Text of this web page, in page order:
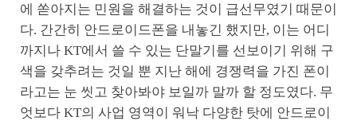
에 쏟아지는 민원을 해결하는 것이 급선무였기 때문이
다. 간간히 안드로이드폰을 내놓긴 했지만, 이는 어디
까지나 KT에서 쓸 수 있는 단말기를 선보이기 위해 구
색을 갖추려는 것일 뿐 지난 해에 경쟁력을 가진 폰이
라고는 눈 씻고 찾아봐야 보일까 말까 할 정도였다. 무
엇보다 KT의 사업 영역이 워낙 다양한 탓에 안드로이